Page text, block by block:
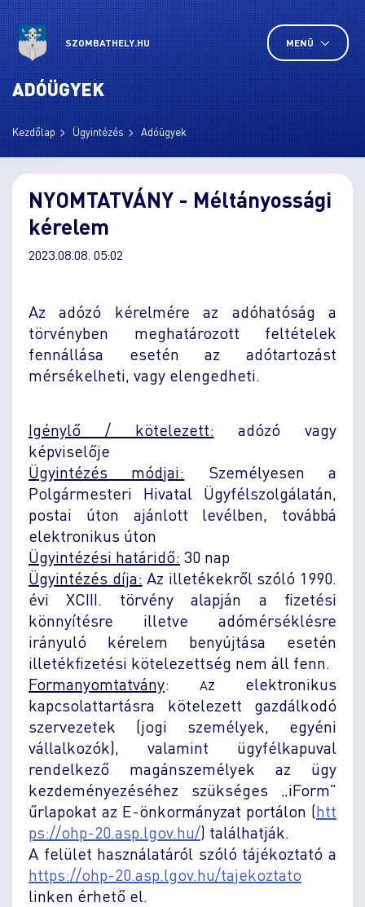
SZOMBATHELY.HU MENÜ
ADÓÜGYEK
Kezdőlap Ügyintézés Adóügyek
NYOMTATVÁNY - Méltányossági
kérelem
2023.08.08. 05:02
Az adózó kérelmére az adóhatóság a
törvényben meghatározott feltételek
fennállása esetén az adótartozást
mérsékelheti, vagy elengedheti.
Igénylő / kötelezett: adózó vagy
képviselője
Ügyintézés módjai: Személyesen a
Polgármesteri Hivatal Ügyfélszolgálatán,
postai úton ajánlott levélben, továbbá
elektronikus úton
Ügyintézési határidő: 30 nap
Ügyintézés díja: Az illetékekről szóló 1990.
évi XCIII. törvény alapján a fizetési
könnyítésre illetve adómérséklésre
irányuló kérelem benyújtása esetén
illetékfizetési kötelezettség nem áll fenn.
Formanyomtatvány: Az elektronikus
kapcsolattartásra kötelezett gazdálkodó
szervezetek (jogi személyek, egyéni
vállalkozók), valamint ügyfélkapuval
rendelkező magánszemélyek az ügy
kezdeményezéséhez szükséges „iForm"
űrlapokat az E-önkormányzat portálon (htt
ps://ohp-20.asp.lgov.hu/) találhatják.
A felület használatáról szóló tájékoztató a
https://ohp-20.asp.lgov.hu/tajekoztato
linken érhető el.